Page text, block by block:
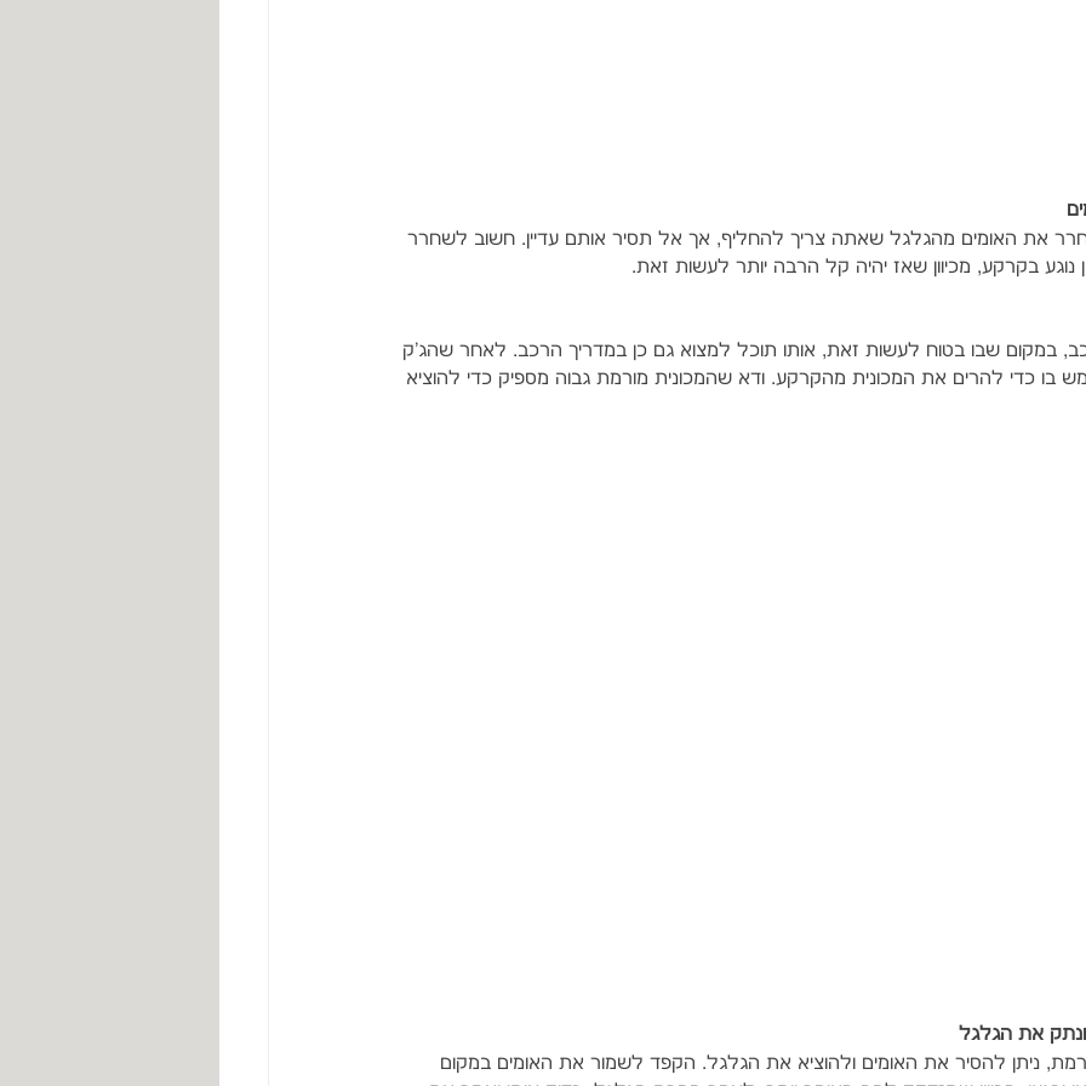
את האומים מהגלגל שאתה צריך להחליף, אך אל תסיר אותם עדיין. חשוב לשחרר
נוגע בקרקע, מכיוון שאז יהיה קל הרבה יותר לעשות זאת.
שבו בטוח לעשות זאת, אותו תוכל למצוא גם כן במדריך הרכב. לאחר שהג'ק
בו כדי להרים את המכונית מהקרקע. ודא שהמכונית מורמת גבוה מספיק כדי להוציא
ניתן להסיר את האומים ולהוציא את הגלגל. הקפד לשמור את האומים במקום